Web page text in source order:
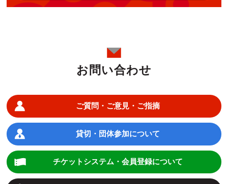
お問い合わせ
ご質問・ご意見・ご指摘
貸切・団体参加について
チケットシステム・会員登録について